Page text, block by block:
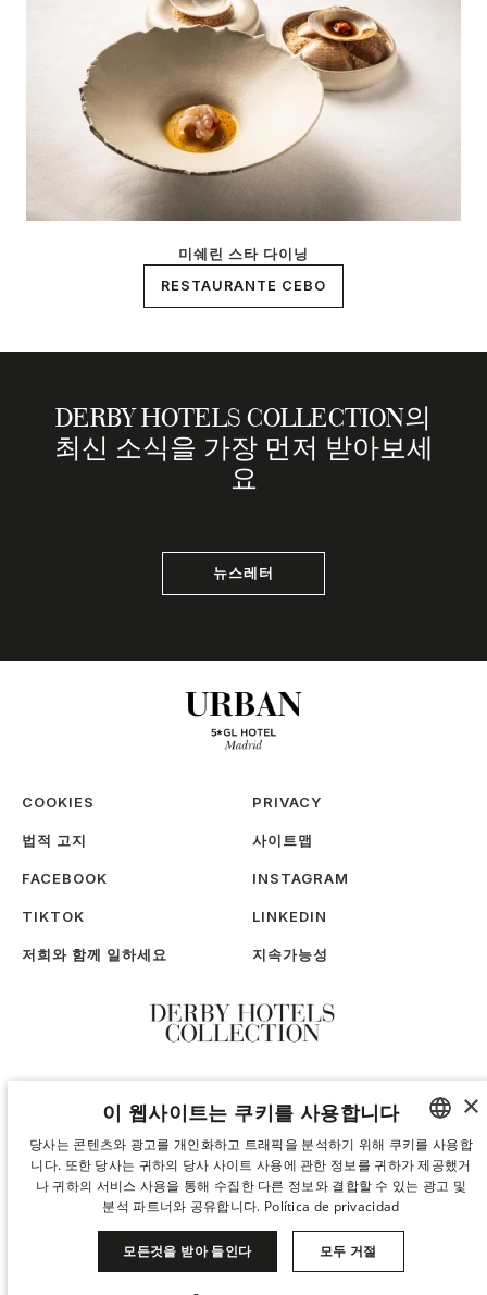
미쉐린 스타 다이닝
RESTAURANTE CEBO
DERBY HOTELS COLLECTION의
최신 소식을 가장 먼저 받아보세
요
뉴스레터
COOKIES PRIVACY
법적 고지 사이트맵
FACEBOOK INSTAGRAM
TIKTOK LINKEDIN
저희와 함께 일하세요 지속가능성
SPANISH
ENGLISH
GERMAN
×
이 웹사이트는 쿠키를 사용합니다
당사는 콘텐츠와 광고를 개인화하고 트래픽을 분석하기 위해 쿠키를 사용합
니다. 또한 당사는 귀하의 당사 사이트 사용에 관한 정보를 귀하가 제공했거
나 귀하의 서비스 사용을 통해 수집한 다른 정보와 결합할 수 있는 광고 및
분석 파트너와 공유합니다. Política de privacidad
모든것을 받아 들인다 모두 거절